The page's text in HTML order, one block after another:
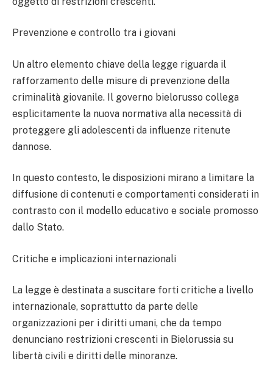
Prevenzione e controllo tra i giovani
Un altro elemento chiave della legge riguarda il
rafforzamento delle misure di prevenzione della
criminalità giovanile. Il governo bielorusso collega
esplicitamente la nuova normativa alla necessità di
proteggere gli adolescenti da influenze ritenute
dannose.
In questo contesto, le disposizioni mirano a limitare la
diffusione di contenuti e comportamenti considerati in
contrasto con il modello educativo e sociale promosso
dallo Stato.
Critiche e implicazioni internazionali
La legge è destinata a suscitare forti critiche a livello
internazionale, soprattutto da parte delle
organizzazioni per i diritti umani, che da tempo
denunciano restrizioni crescenti in Bielorussia su
libertà civili e diritti delle minoranze.